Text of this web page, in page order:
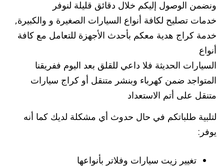
ونضمن الوصول إليكم خلال دقائق قليلة لنوفر
خدمات تصليح لكافة أنواع السيارات الصغيرة و والكبيرة,
خدمة كراج هدية معكم بأحدث الأجهزة للتعامل مع كافة
أنواع
السيارات الحديثة فلا داعي للقلق بعد اليوم ففريقنا
المتواجد ضمن كهرباء وبنشر متنقل أو كراج سيارات
متنقل على أتم الاستعداد
لتلبية طلباتكم في حال حدوث أي مشكلة لديك كما أنه
يوفر:
تغيير زيت سيارات وفلاتر بأنواعها